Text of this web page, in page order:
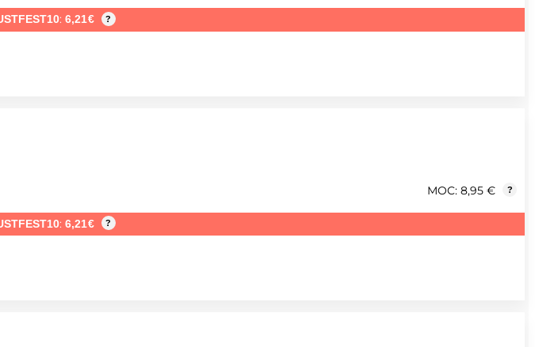
:6,21€ ?
MOC: 8,95 € ?
:6,21€ ?